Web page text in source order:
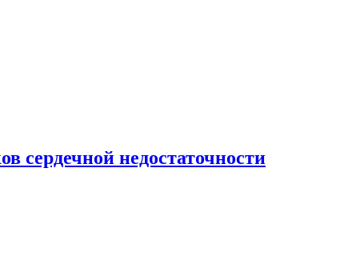
сердечной недостаточности